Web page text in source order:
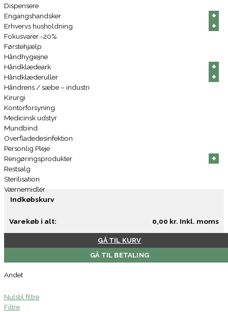
Dispensere
Engangshandsker
+
+
+
+
+
+
Erhvervs husholdning +
+
+
+
+
+
Fokusvarer -20%
Førstehjælp
Håndhygiejne
Håndklædeark
+
+
+
+
+
+
Håndklæderuller +
+
+
+
+
+
Håndrens / sæbe – industri
Kirurgi
Kontorforsyning
Medicinsk udstyr
Mundbind
Overfladedesinfektion
Personlig Pleje
Rengøringsprodukter
+
+
+
+
+
+
Restsalg
Sterilisation
Værnemidler
Indkøbskurv
Varekøb i alt: 0,00 kr. Inkl. moms
GÅ TIL KURV
GÅ TIL BETALING
Andet
Nulstil filtre
Filtre